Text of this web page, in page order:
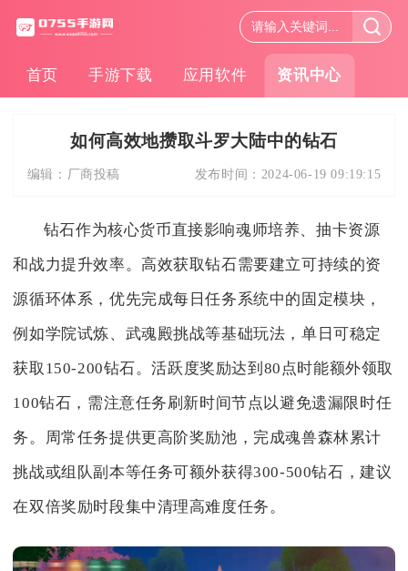
首页 手游下载 应用软件 资讯中心
如何高效地攒取斗罗大陆中的钻石
编辑： 厂商投稿 发布时间： 2024-06-19 09:19:15
钻石作为核心货币直接影响魂师培养、抽卡资源
和战力提升效率。高效获取钻石需要建立可持续的资
源循环体系，优先完成每日任务系统中的固定模块，
例如学院试炼、武魂殿挑战等基础玩法，单日可稳定
获取150-200钻石。活跃度奖励达到80点时能额外领取
100钻石，需注意任务刷新时间节点以避免遗漏限时任
务。周常任务提供更高阶奖励池，完成魂兽森林累计
挑战或组队副本等任务可额外获得300-500钻石，建议
在双倍奖励时段集中清理高难度任务。